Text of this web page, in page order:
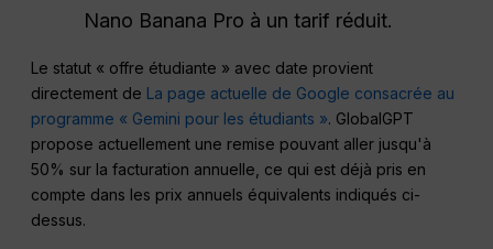
Nano Banana Pro à un tarif réduit.
Le statut « offre étudiante » avec date provient
directement de La page actuelle de Google consacrée au
programme « Gemini pour les étudiants ». GlobalGPT
propose actuellement une remise pouvant aller jusqu'à
50% sur la facturation annuelle, ce qui est déjà pris en
compte dans les prix annuels équivalents indiqués ci-
dessus.